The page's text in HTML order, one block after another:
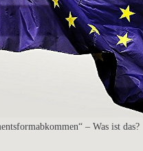
– Was ist das?